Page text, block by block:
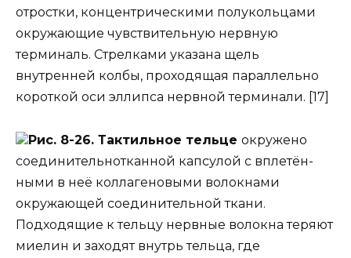
отростки, концентрическими полукольцами
окружающие чувствительную нервную
терминаль. Стрелками указана щель
внутренней колбы, проходящая параллельно
короткой оси эллипса нервной терминали. [17]
Рис. 8-26. Тактильное тельце окружено
соединительнотканной капсулой с вплетён-
ными в неё коллагеновыми волокнами
окружающей соединительной ткани.
Подходящие к тельцу нервные волокна теряют
миелин и заходят внутрь тельца, где